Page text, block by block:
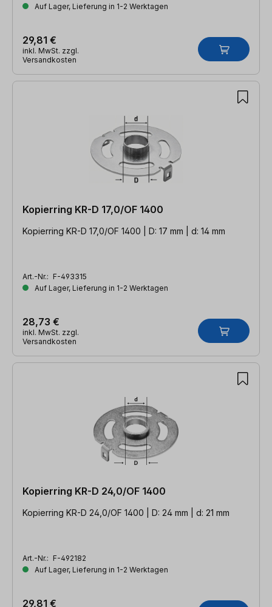
Auf Lager, Lieferung in 1-2 Werktagen
29,81 €
inkl. MwSt. zzgl.
Versandkosten
Kopierring KR-D 17,0/OF 1400
Kopierring KR-D 17,0/OF 1400 | D: 17 mm | d: 14 mm
Art.-Nr.: F-493315
Auf Lager, Lieferung in 1-2 Werktagen
28,73 €
inkl. MwSt. zzgl.
Versandkosten
Kopierring KR-D 24,0/OF 1400
Kopierring KR-D 24,0/OF 1400 | D: 24 mm | d: 21 mm
Art.-Nr.: F-492182
Auf Lager, Lieferung in 1-2 Werktagen
29,81 €